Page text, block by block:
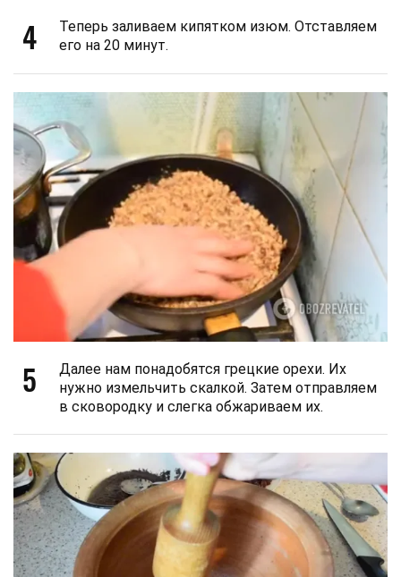
4
Теперь заливаем кипятком изюм. Отставляем
его на 20 минут.
5
Далее нам понадобятся грецкие орехи. Их
нужно измельчить скалкой. Затем отправляем
в сковородку и слегка обжариваем их.